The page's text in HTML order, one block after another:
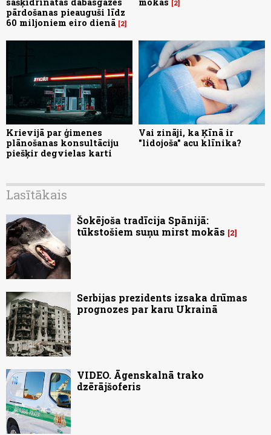
pārdošanas pieauguši līdz
60 miljoniem eiro dienā 2
2
Krievijā par ģimenes
plānošanas konsultāciju
piešķir degvielas karti
Vai zināji, ka Ķīnā ir
"lidojoša" acu klīnika?
Lasītākais
Šokējoša tradīcija Spānijā:
tūkstošiem suņu mirst mokās
2
Serbijas prezidents izsaka drūmas
prognozes par karu Ukrainā
VIDEO. Āgenskalnā trako
dzērājšoferis